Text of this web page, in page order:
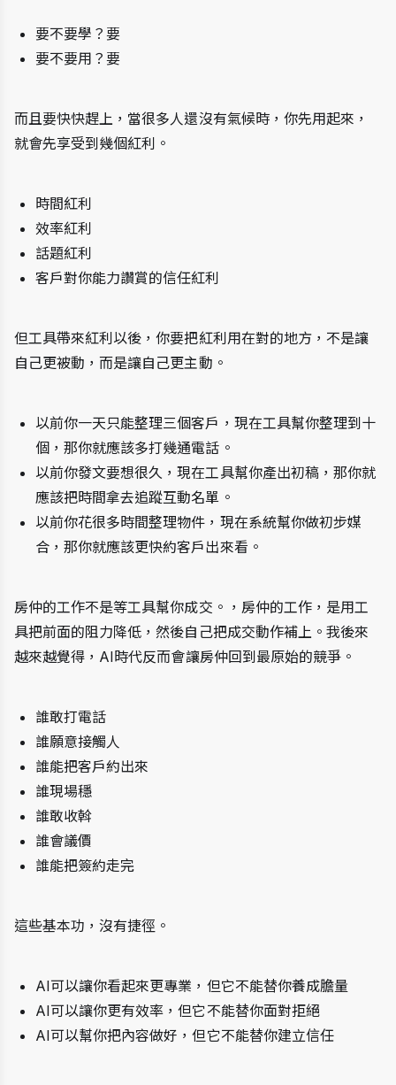
要不要學？要
要不要用？要
而且要快快趕上，當很多人還沒有氣候時，你先用起來，
就會先享受到幾個紅利。
時間紅利
效率紅利
話題紅利
客戶對你能力讚賞的信任紅利
但工具帶來紅利以後，你要把紅利用在對的地方，不是讓
自己更被動，而是讓自己更主動。
以前你一天只能整理三個客戶，現在工具幫你整理到十
個，那你就應該多打幾通電話。
以前你發文要想很久，現在工具幫你產出初稿，那你就
應該把時間拿去追蹤互動名單。
以前你花很多時間整理物件，現在系統幫你做初步媒
合，那你就應該更快約客戶出來看。
房仲的工作不是等工具幫你成交。，房仲的工作，是用工
具把前面的阻力降低，然後自己把成交動作補上。我後來
越來越覺得，AI時代反而會讓房仲回到最原始的競爭。
誰敢打電話
誰願意接觸人
誰能把客戶約出來
誰現場穩
誰敢收斡
誰會議價
誰能把簽約走完
這些基本功，沒有捷徑。
AI可以讓你看起來更專業，但它不能替你養成膽量
AI可以讓你更有效率，但它不能替你面對拒絕
AI可以幫你把內容做好，但它不能替你建立信任